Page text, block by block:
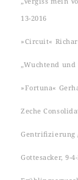
13-2016
»Circuit«
„Wuchtend und
»Fortuna«
Zeche
Gentrifizierung
Gottesacker, 9-